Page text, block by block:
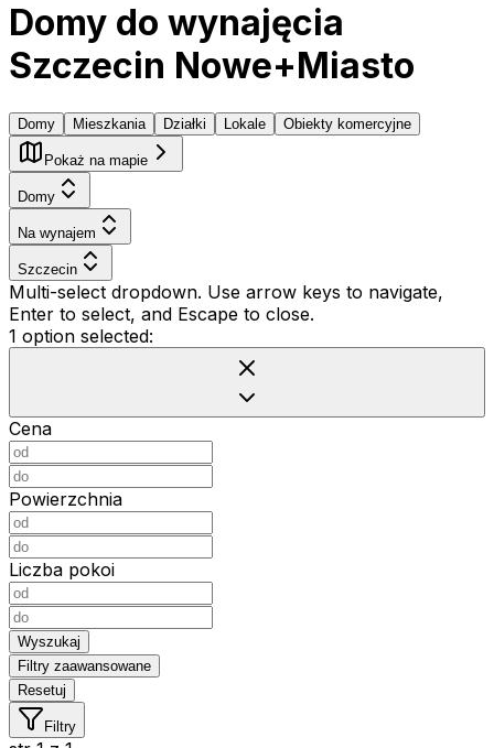
Domy do wynajęcia
Szczecin Nowe+Miasto
Domy Mieszkania Działki Lokale Obiekty komercyjne
Pokaż na mapie
Domy
Na wynajem
Szczecin
Multi-select dropdown. Use arrow keys to navigate,
Enter to select, and Escape to close.
1 option selected:
Cena
Powierzchnia
Liczba pokoi
Wyszukaj
Filtry zaawansowane
Resetuj
Filtry